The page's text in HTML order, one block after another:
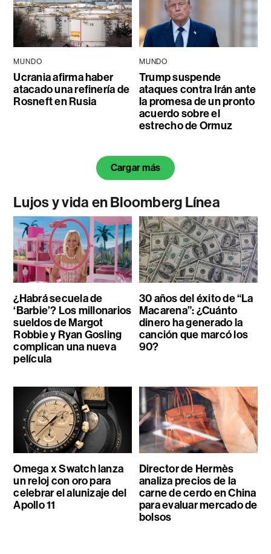
MUNDO
Ucrania afirma haber
atacado una refinería de
Rosneft en Rusia
MUNDO
Trump suspende
ataques contra Irán ante
la promesa de un pronto
acuerdo sobre el
estrecho de Ormuz
Cargar más
Lujos y vida en Bloomberg Línea
¿Habrá secuela de
‘Barbie’? Los millonarios
sueldos de Margot
Robbie y Ryan Gosling
complican una nueva
película
30 años del éxito de “La
Macarena”: ¿Cuánto
dinero ha generado la
canción que marcó los
90?
Omega x Swatch lanza
un reloj con oro para
celebrar el alunizaje del
Apollo 11
Director de Hermès
analiza precios de la
carne de cerdo en China
para evaluar mercado de
bolsos